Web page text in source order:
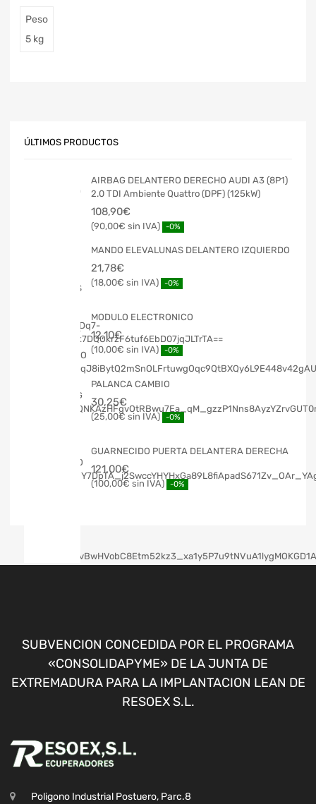
Peso
5 kg
ÚLTIMOS PRODUCTOS
AIRBAG DELANTERO DERECHO AUDI A3 (8P1)
2.0 TDI Ambiente Quattro (DPF) (125kW)
108,90€
90,00€ -0%
MANDO ELEVALUNAS DELANTERO IZQUIERDO
21,78€
18,00€ -0%
MODULO ELECTRONICO
12,10€
10,00€ -0%
PALANCA CAMBIO
30,25€
25,00€ -0%
GUARNECIDO PUERTA DELANTERA DERECHA
121,00€
100,00€ -0%
SUBVENCION CONCEDIDA POR EL PROGRAMA
«CONSOLIDAPYME» DE LA JUNTA DE
EXTREMADURA PARA LA IMPLANTACION LEAN DE
RESOEX S.L.
Poligono Industrial Postuero, Parc.8